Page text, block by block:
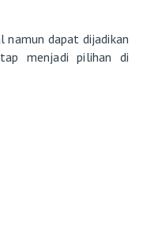
namun dapat dijadikan
menjadi pilihan di